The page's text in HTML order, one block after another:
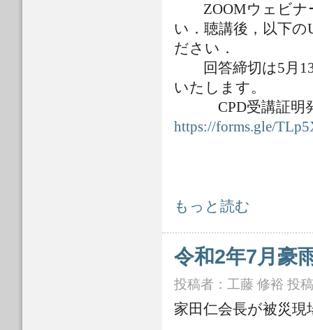
ZOOMウェビナー
い．聴講後，以下
ださい．
回答締切は5月13
いたします。
CPD受講証明発
https://forms.gle/
水工学委員会 令和２年７月九州豪
もっと読む
令和2年7月豪
投稿者： 工藤 修裕 投
家田仁会長が被災